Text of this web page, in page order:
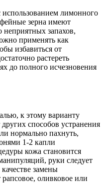
использованием лимонного
зерна имеют
неприятных запахов,
применять как
избавиться от
растереть
до полного исчезновения
к этому варианту
способов устранения
нормально пахнуть,
1-2 капли
кожа становится
руки следует
замены
оливковое или